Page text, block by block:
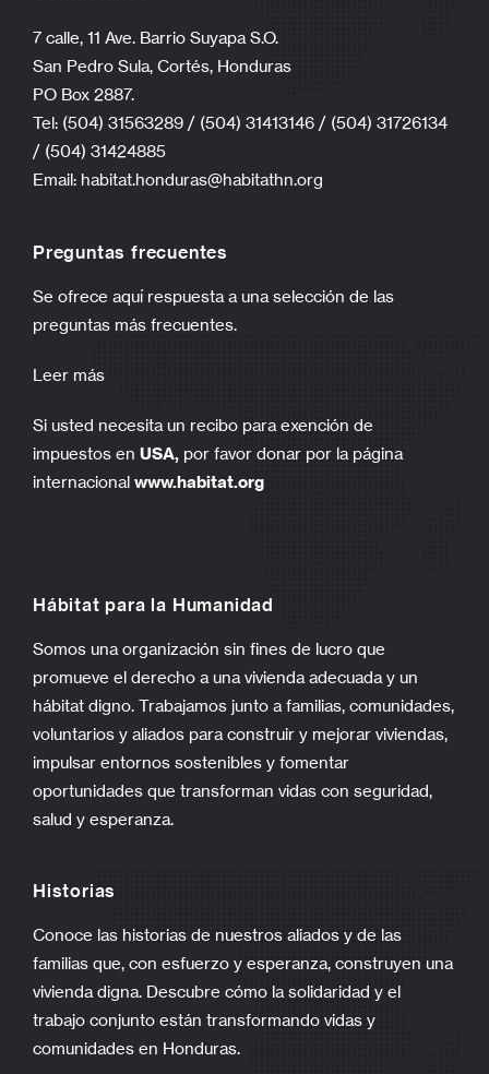
7 calle, 11 Ave. Barrio Suyapa S.O.
San Pedro Sula, Cortés, Honduras
PO Box 2887.
Tel: (504) 31563289 / (504) 31413146 / (504) 31726134
/ (504) 31424885
Email: habitat.honduras@habitathn.org
Preguntas frecuentes
Se ofrece aquí respuesta a una selección de las
preguntas más frecuentes.
Leer más
Si usted necesita un recibo para exención de
impuestos en USA, por favor donar por la página
internacional www.habitat.org
Hábitat para la Humanidad
Somos una organización sin fines de lucro que
promueve el derecho a una vivienda adecuada y un
hábitat digno. Trabajamos junto a familias, comunidades,
voluntarios y aliados para construir y mejorar viviendas,
impulsar entornos sostenibles y fomentar
oportunidades que transforman vidas con seguridad,
salud y esperanza.
Historias
Conoce las historias de nuestros aliados y de las
familias que, con esfuerzo y esperanza, construyen una
vivienda digna. Descubre cómo la solidaridad y el
trabajo conjunto están transformando vidas y
comunidades en Honduras.